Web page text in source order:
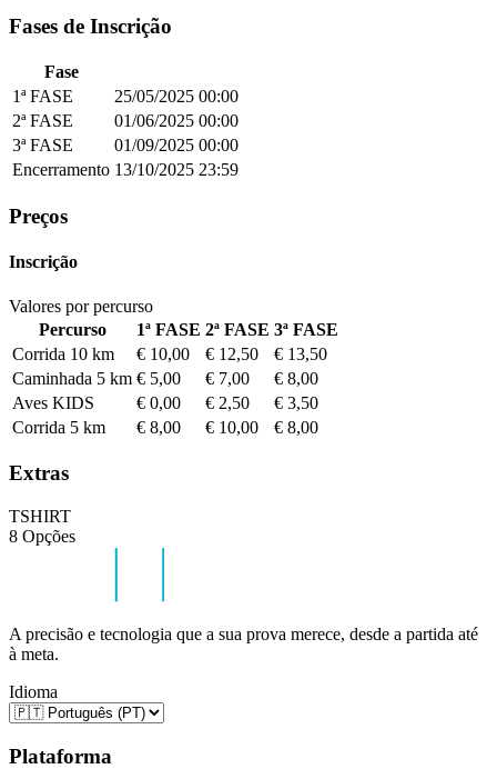
Fases de Inscrição
Fase
1ª FASE
25/05/2025 00:00
2ª FASE
01/06/2025 00:00
3ª FASE
01/09/2025 00:00
Encerramento 13/10/2025 23:59
Preços
Inscrição
Valores por percurso
Percurso
1ª FASE 2ª FASE 3ª FASE
Corrida 10 km
€ 10,00 € 12,50
€ 13,50
Caminhada 5 km € 5,00 € 7,00
€ 8,00
Aves KIDS
€ 0,00 € 2,50
€ 3,50
Corrida 5 km
€ 8,00 € 10,00 € 8,00
Extras
TSHIRT
8 Opções
A precisão e tecnologia que a sua prova merece, desde a partida até
à meta.
Idioma
Plataforma